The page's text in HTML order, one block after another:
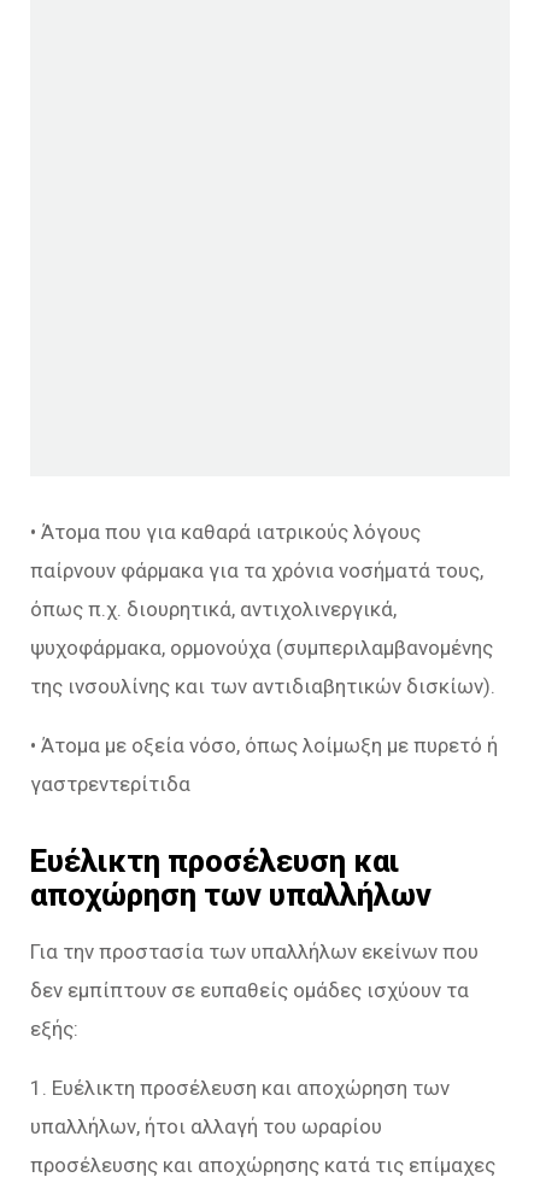
• Άτομα που για καθαρά ιατρικούς λόγους
παίρνουν φάρμακα για τα χρόνια νοσήματά τους,
όπως π.χ. διουρητικά, αντιχολινεργικά,
ψυχοφάρμακα, ορμονούχα (συμπεριλαμβανομένης
της ινσουλίνης και των αντιδιαβητικών δισκίων).
• Άτομα με οξεία νόσο, όπως λοίμωξη με πυρετό ή
γαστρεντερίτιδα
Ευέλικτη προσέλευση και
αποχώρηση των υπαλλήλων
Για την προστασία των υπαλλήλων εκείνων που
δεν εμπίπτουν σε ευπαθείς ομάδες ισχύουν τα
εξής:
1. Ευέλικτη προσέλευση και αποχώρηση των
υπαλλήλων, ήτοι αλλαγή του ωραρίου
προσέλευσης και αποχώρησης κατά τις επίμαχες